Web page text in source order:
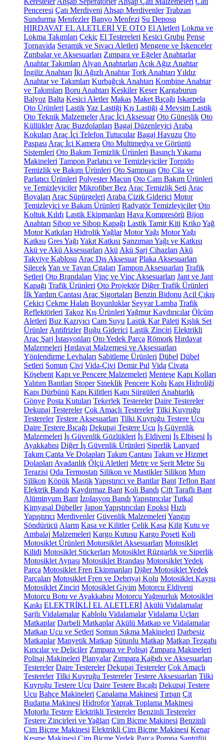
Penceresi Çatı Merdiveni Ahşap Merdivenler Trabzan
Sundurma Menfezler Banyo Menfezi Su Deposu
HIRDAVAT EL ALETLERİ VE OTO El Aletleri Lokma ve
Lokma Takımları Çekiç El Testereleri Kesici Grubu Pense
Tornavida Seramik ve Sıvacı Aletleri Mengene ve İşkenceler
Zımbalar ve Aksesuarları Zımpara ve Eğeler Anahtarlar
Anahtar Takımları Alyan Anahtarları Açık Ağız Anahtar
İngiliz Anahtarı İki Ağızlı Anahtar Tork Anahtarı Yıldız
Anahtar ve Takımları Kurbağcık Anahtarı Kombine Anahtar
ve Takımları Boru Anahtarı Keskiler Keser Kargaburun
Balyoz Balta Kesici Aletler Makas Maket Bıçağı Iskarpela
Oto Ürünleri LastikYaz Lastiği Kış Lastiği 4 Mevsim Lastik
Oto Teknik Malzemeler Araç İçi Aksesuar Oto Güneşlik Oto
Küllükler Araç Buzdolapları Bagaj Düzenleyici Araba
Kokuları Araç İçi Telefon Tutucular Bagaj Havuzu Oto
Paspası Araç İçi Kamera Oto Multimedya ve Görüntü
Sistemleri Oto Bakım Temizlik Ürünleri Basınçlı Yıkama
Makineleri Tampon Parlatıcı ve Temizleyiciler Torpido
Temizlik ve Bakım Ürünleri Oto Şampuan Oto Cila ve
Parlatıcı Ürünleri Polyester Macun Oto Cam Bakım Ürünleri
ve Temizleyiciler Mikrofiber Bez Araç Temizlik Seti Araç
Boyaları Araç Süpürgeleri Araba Çizik Giderici Motor
Temizleyici ve Bakım Ürünleri Radyatör Temizleyiciler Oto
Koltuk Kılıfı Lastik Ekipmanları Hava Kompresörü Bijon
Anahtarı Sibop ve Sibop Kapağı Lastik Tamir Kiti KrikoYağ
Motor Katkıları Hidrolik Yağlar Motor Yağı Motor Yağı
Katkısı Gres Yağı Yakıt Katkısı Şanzıman Yağı ve Katkısı
Akü ve Akü Aksesuarları Akü Akü Şarj Cihazları Akü
Takviye Kablosu Araç Dış Aksesuar Plaka Aksesuarları
SilecekYan ve Tavan Çıtaları Tampon Aksesuarları Trafik
Setleri Oto Brandaları Vinç ve Vinç Aksesuarları Jant ve Jant
Kapağı Trafik Ürünleri Oto Projektör Diğer Trafik Ürünleri
İlk Yardım Çantası Araç Sigortaları Benzin Bidonu Acil Çıkış
Çekici Çekme Halatı Boyunluklar Seyyar Lamba Trafik
Reflektörleri Takoz Kış Ürünleri Yağmur Kaydırıcılar Ölçüm
Aletleri Buz Kazıyıcı Cam Suyu Lastik Kar Paleti Kışlık Set
Ürünler Antifrizler Buğu Giderici Lastik Zinciri Elektrikli
Araç Şarj İstasyonları Oto Yedek Parça Römork Hırdavat
Malzemeleri Hırdavat Malzemesi ve Aksesuarları
Yönlendirme Levhaları Sabitleme Ürünleri Dübel Dübel
Setleri Somun Çivi Vida-Çivi Demir Pul Vida Civata
Köşebent Kapı ve Pencere Malzemeleri Menteşe Kapı Kolları
Yalıtım Bantları Stoper Sineklik Pencere Kolu Kapı Hidroliği
Kapı Dürbünü Kapı Kilitleri Kapı Sürgüleri Anahtarlık
Gönye Posta Kutuları Tekerlek Testereler Daire Testereler
Dekupaj Testereler Çok Amaçlı Testereler Tilki Kuyruğu
Testereler Testere Aksesuarları Tilki Kuyruğu Testere Ucu
Daire Testere Bıçağı Dekupaj Testere Ucu İş Güvenlik
Malzemeleri İş Güvenlik Gözlükleri İş Eldiveni İş Elbisesi İş
Ayakkabısı Diğer İş Güvenlik Ürünleri Siperlik Lanyard
Takım Çanta Ve Dolapları Takım Çantası Takım ve Hizmet
Dolapları Avadanlık Ölçü Aletleri Metre ve Şerit Metre Su
Terazisi Oda Termostatı Silikon ve Mastikler Silikon Mum
Silikon Köpük MastikYapıştırıcı ve Bantlar Bant Teflon Bant
Elektrik Bandı Kaydırmaz Bant Koli Bandı Çift Taraflı Bant
Alüminyum Bant İzolasyon Bandı Yapıştırıcılar Tutkal
Kimyasal Dübeller Japon Yapıştırıcıları Epoksi Hızlı
Yapıştırıcı Merdivenler Güvenlik Malzemeleri Yangın
Söndürücü Alarm Kasa ve Kilitler Çelik Kasa Kilit Kutu ve
Ambalaj Malzemeleri Kargo Kutusu Kargo Poşeti Koli
Motosiklet Ürünleri Motorsiklet Aksesuarları Motosiklet
Kilidi Motosiklet Stickerları Motosiklet Rüzgarlık ve Siperlik
Motosiklet Aynası Motosiklet Brandası Motorsiklet Yedek
Parça Motosiklet Fren Ekipmanları Diğer Motosiklet Yedek
Parçaları Motosiklet Fren ve Debriyaj Kolu Motosiklet Kayışı
Motosiklet Zinciri Motosiklet Giyim Motorcu Eldiveni
Motorcu Botu ve Ayakkabısı Motorcu Yağmurluk Motosiklet
Kaskı ELEKTRİKLİ EL ALETLERİ Akülü Vidalamalar
Şarjlı Vidalamalar Kablolu Vidalamalar Vidalama Uçları
Matkaplar Darbeli Matkaplar Akülü Matkap ve Vidalamalar
Matkap Ucu ve Setleri Somun Sıkma Makineleri Darbesiz
Matkaplar Manyetik Matkap Sütunlu Matkap Matkap Tezgahı
Kırıcılar ve Deliciler Zımpara ve Polisaj Zımpara Makineleri
Polisaj Makineleri Planyalar Zımpara Kağıdı ve Aksesuarları
Testereler Daire Testereler Dekupaj Testereler Çok Amaçlı
Testereler Tilki Kuyruğu Testereler Testere Aksesuarları Tilki
Kuyruğu Testere Ucu Daire Testere Bıçağı Dekupaj Testere
Ucu Bahçe Makineleri Çapalama Makinesi Tırpan Çit
Budama Makinesi HidroforYaprak Toplama Makinesi
Motorlu Testere Elektrikli Testereler Benzinli Testereler
Testere Zincirleri ve Yağları Çim Biçme Makinesi Benzinli
Çim Biçme Makinesi Elektrikli Çim Biçme Makinesi Kenar
Kesme Makinesi Çim Biçme Yedek Parça Pompa Santrifüj